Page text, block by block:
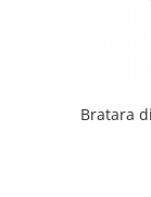
Bratara